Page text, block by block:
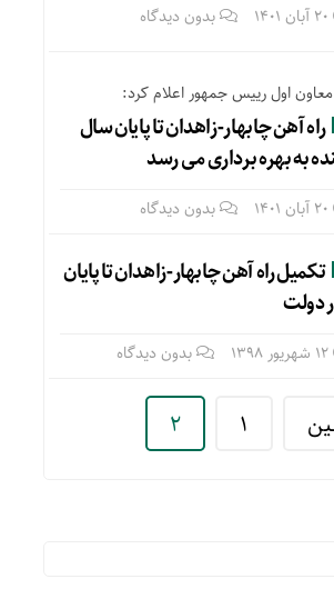
20 آبان 1401 بدون دیدگاه
معاون اول رییس جمهور اعلام کرد:
راه آهن چابهار-زاهدان تا پایان سال
به بهره برداری می رسد
20 آبان 1401 بدون دیدگاه
تکمیل راه آهن چابهار-زاهدان تا پایان
دولت
12 شهریور 1398 بدون دیدگاه
1
2